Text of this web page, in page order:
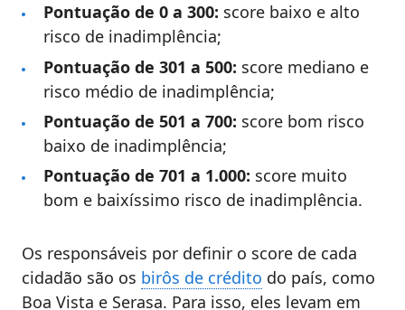
Pontuação de 0 a 300: score baixo e alto
risco de inadimplência;
Pontuação de 301 a 500: score mediano e
risco médio de inadimplência;
Pontuação de 501 a 700: score bom risco
baixo de inadimplência;
Pontuação de 701 a 1.000: score muito
bom e baixíssimo risco de inadimplência.
Os responsáveis por definir o score de cada
cidadão são os birôs de crédito do país, como
Boa Vista e Serasa. Para isso, eles levam em